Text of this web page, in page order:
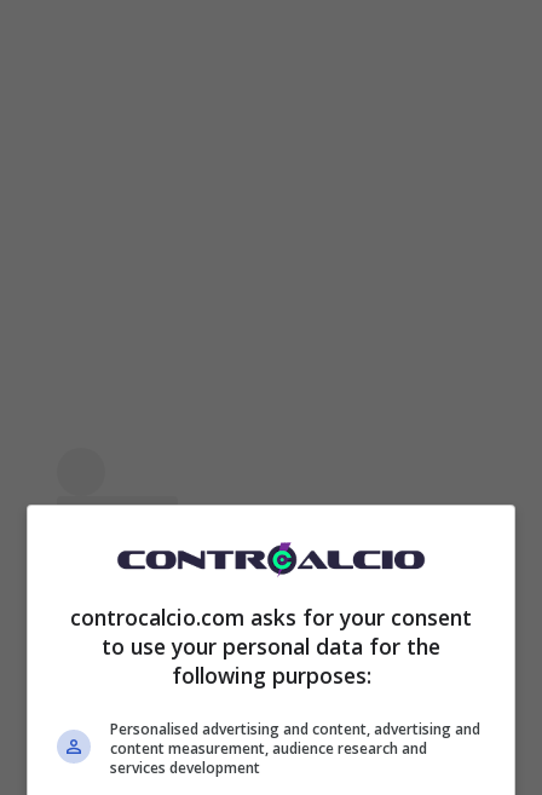
controcalcio.com asks for your consent
to use your personal data for the
following purposes:
Personalised advertising and content, advertising and
content measurement, audience research and
services development